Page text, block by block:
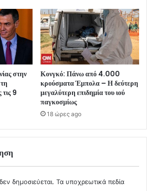
στην
9
Κονγκό: Πάνω από 4.000
κρούσματα Έμπολα – Η δεύτερη
μεγαλύτερη επιδημία του ιού
παγκοσμίως
18 ώρες ago
δημοσιεύεται. Τα υποχρεωτικά πεδία